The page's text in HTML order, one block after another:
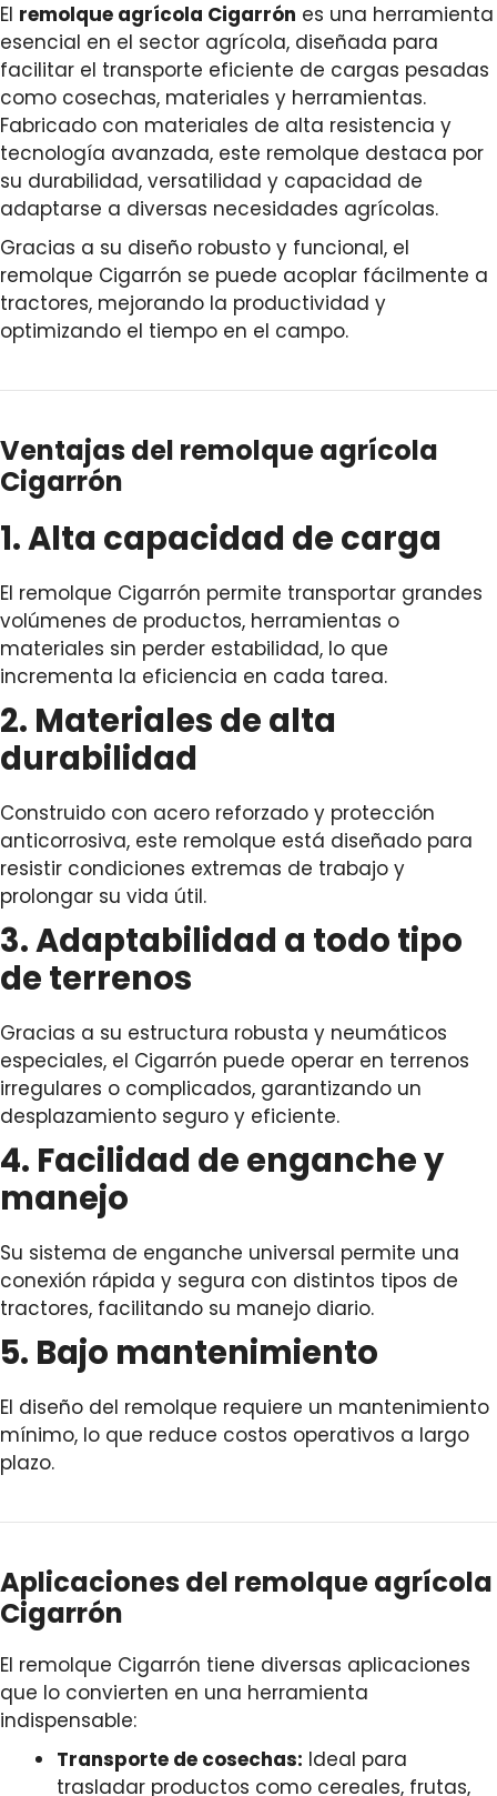
El remolque agrícola Cigarrón es una herramienta
esencial en el sector agrícola, diseñada para
facilitar el transporte eficiente de cargas pesadas
como cosechas, materiales y herramientas.
Fabricado con materiales de alta resistencia y
tecnología avanzada, este remolque destaca por
su durabilidad, versatilidad y capacidad de
adaptarse a diversas necesidades agrícolas.
Gracias a su diseño robusto y funcional, el
remolque Cigarrón se puede acoplar fácilmente a
tractores, mejorando la productividad y
optimizando el tiempo en el campo.
Ventajas del remolque agrícola
Cigarrón
1. Alta capacidad de carga
El remolque Cigarrón permite transportar grandes
volúmenes de productos, herramientas o
materiales sin perder estabilidad, lo que
incrementa la eficiencia en cada tarea.
2. Materiales de alta
durabilidad
Construido con acero reforzado y protección
anticorrosiva, este remolque está diseñado para
resistir condiciones extremas de trabajo y
prolongar su vida útil.
3. Adaptabilidad a todo tipo
de terrenos
Gracias a su estructura robusta y neumáticos
especiales, el Cigarrón puede operar en terrenos
irregulares o complicados, garantizando un
desplazamiento seguro y eficiente.
4. Facilidad de enganche y
manejo
Su sistema de enganche universal permite una
conexión rápida y segura con distintos tipos de
tractores, facilitando su manejo diario.
5. Bajo mantenimiento
El diseño del remolque requiere un mantenimiento
mínimo, lo que reduce costos operativos a largo
plazo.
Aplicaciones del remolque agrícola
Cigarrón
El remolque Cigarrón tiene diversas aplicaciones
que lo convierten en una herramienta
indispensable:
Transporte de cosechas: Ideal para
trasladar productos como cereales, frutas,